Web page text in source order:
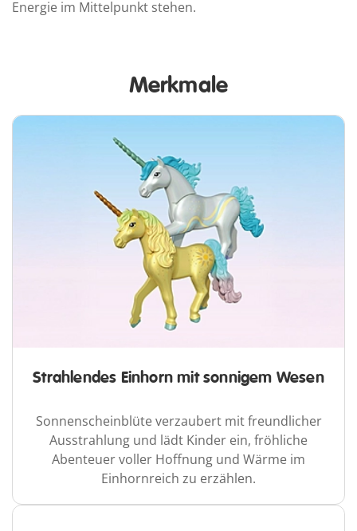
Energie im Mittelpunkt stehen.
Merkmale
Strahlendes Einhorn mit sonnigem Wesen
Sonnenscheinblüte verzaubert mit freundlicher
Ausstrahlung und lädt Kinder ein, fröhliche
Abenteuer voller Hoffnung und Wärme im
Einhornreich zu erzählen.